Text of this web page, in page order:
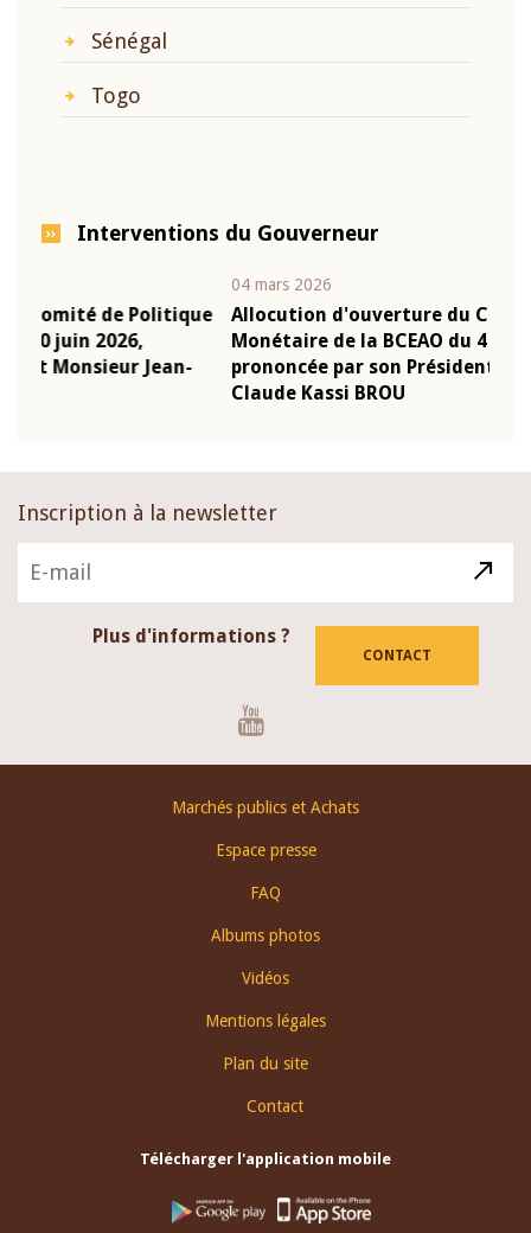
Sénégal
Togo
Interventions du Gouverneur
Allocution d'ouverture du Comité de Politique
Monétaire de la BCEAO du 4 mars 2026,
prononcée par son Président Monsieur Jean-
Inscription à la newsletter
Plus d'informations ?
CONTACT
Marchés publics et Achats
Espace presse
FAQ
Albums photos
Vidéos
Mentions légales
Plan du site
Contact
Télécharger l'application mobile